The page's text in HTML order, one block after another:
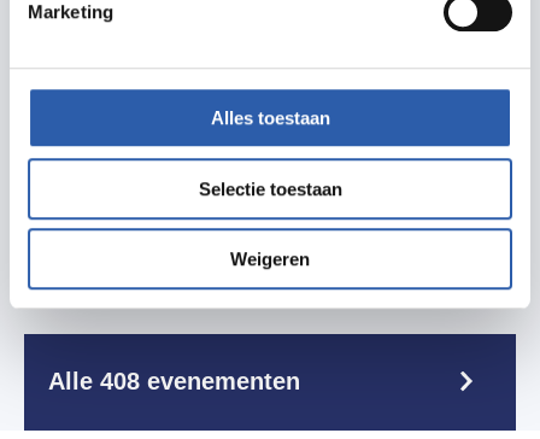
Marketing
Alles toestaan
Selectie toestaan
Weigeren
Jeugd / Familie
Vakantiespelen BS De Jeugd
11:00 - 14:30 uur
Alle 408 evenementen